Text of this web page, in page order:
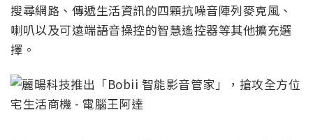
搜尋網路、傳遞生活資訊的四顆抗噪音陣列麥克風、
喇叭以及可遠端語音操控的智慧遙控器等其他擴充選
擇。